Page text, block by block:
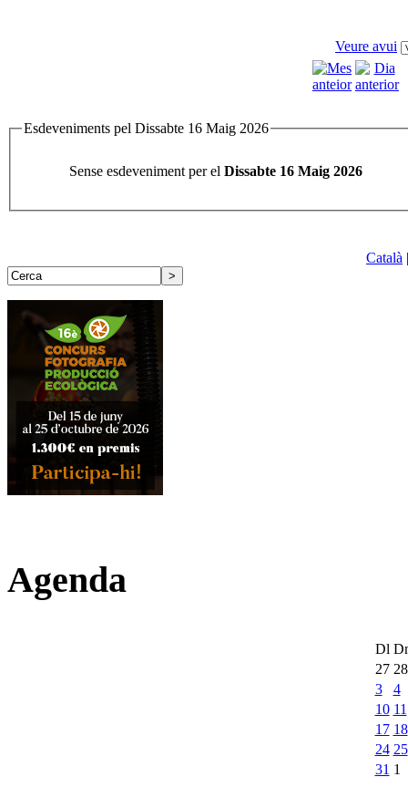
Veure avui
Esdeveniments pel Dissabte 16 Maig 2026
Sense esdeveniment per el Dissabte 16 Maig 2026
Català
Agenda
Dl
27 28
3
4
10 11
17 18
24 25
31 1